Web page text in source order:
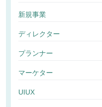
新規事業
ディレクター
プランナー
マーケター
UIUX